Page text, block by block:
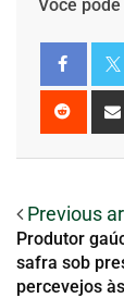
Você
Previous
Produtor
safra sob
percevejos